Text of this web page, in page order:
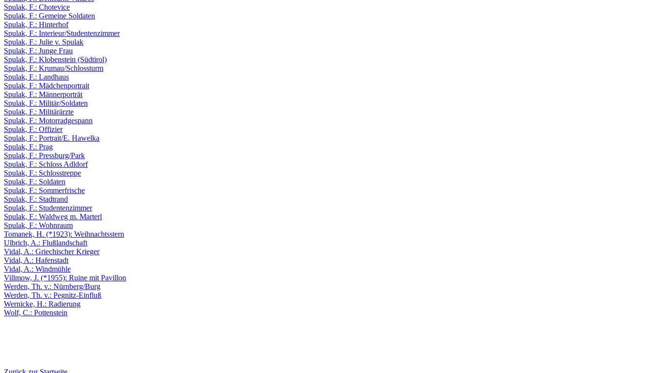
Spulak, F.: Chotevice
Spulak, F.: Gemeine Soldaten
Spulak, F.: Hinterhof
Spulak, F.: Interieur/Studentenzimmer
Spulak, F.: Julie v. Spulak
Spulak, F.: Junge Frau
Spulak, F.: Klobenstein (Südtirol)
Spulak, F.: Krumau/Schlossturm
Spulak, F.: Landhaus
Spulak, F.: Mädchenportrait
Spulak, F.: Männerporträt
Spulak, F.: Militär/Soldaten
Spulak, F.: Militärärzte
Spulak, F.: Motorradgespann
Spulak, F.: Offizier
Spulak, F.: Portrait/E. Hawelka
Spulak, F.: Prag
Spulak, F.: Pressburg/Park
Spulak, F.: Schloss Adldorf
Spulak, F.: Schlosstreppe
Spulak, F.: Soldaten
Spulak, F.: Sommerfrische
Spulak, F.: Stadtrand
Spulak, F.: Studentenzimmer
Spulak, F.: Waldweg m. Marterl
Spulak, F.: Wohnraum
Tomanek, H. (*1923): Weihnachtsstern
Ulbrich, A.: Flußlandschaft
Vidal, A.: Griechischer Krieger
Vidal, A.: Hafenstadt
Vidal, A.: Windmühle
Villmow, J. (*1955): Ruine mit Pavillon
Werden, Th. v.: Nürnberg/Burg
Werden, Th. v.: Pegnitz-Einfluß
Wernicke, H.: Radierung
Wolf, C.: Pottenstein